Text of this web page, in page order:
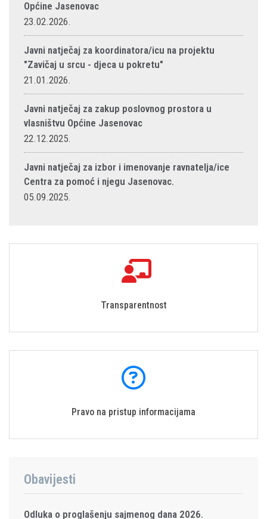
Općine Jasenovac
23.02.2026.
Javni natječaj za koordinatora/icu na projektu
"Zavičaj u srcu - djeca u pokretu"
21.01.2026.
Javni natječaj za zakup poslovnog prostora u
vlasništvu Općine Jasenovac
22.12.2025.
Javni natječaj za izbor i imenovanje ravnatelja/ice
Centra za pomoć i njegu Jasenovac.
05.09.2025.
Transparentnost
Pravo na pristup informacijama
Obavijesti
Odluka o proglašenju sajmenog dana 2026.